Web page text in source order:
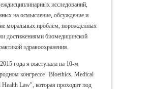
исследований,
на осмысление, обсуждение и
моральных проблем, порождённых
достижениями биомедицинской
здравоохранения.
года я выступала на 10-м
конгрессе "Bioethics, Medical
Health Law", которая проходит под